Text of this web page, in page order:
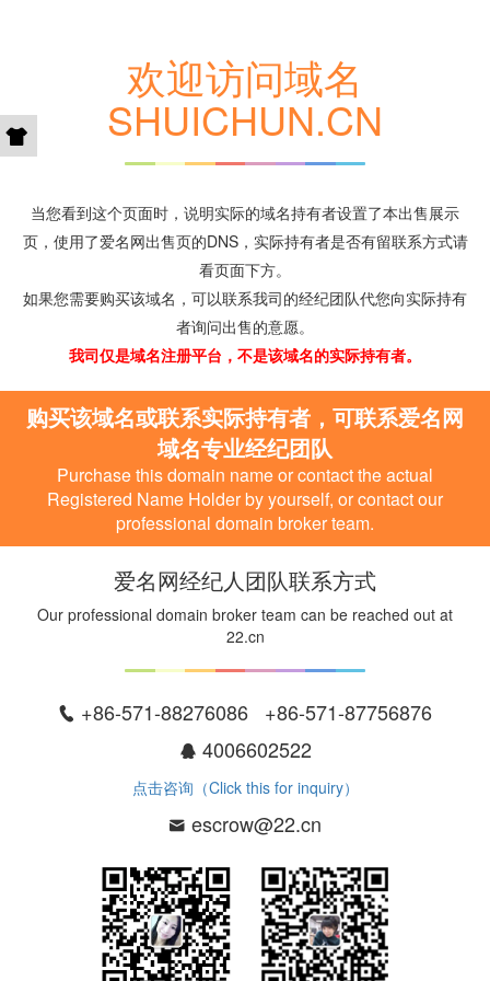
欢迎访问域名
SHUICHUN.CN
当您看到这个页面时，说明实际的域名持有者设置了本出售展示
页，使用了爱名网出售页的DNS，实际持有者是否有留联系方式请
看页面下方。
如果您需要购买该域名，可以联系我司的经纪团队代您向实际持有
者询问出售的意愿。
我司仅是域名注册平台，不是该域名的实际持有者。
购买该域名或联系实际持有者，可联系爱名网
域名专业经纪团队
Purchase this domain name or contact the actual
Registered Name Holder by yourself, or contact our
professional domain broker team.
爱名网经纪人团队联系方式
Our professional domain broker team can be reached out at
22.cn
+86-571-88276086 +86-571-87756876
4006602522
点击咨询（Click this for inquiry）
escrow@22.cn